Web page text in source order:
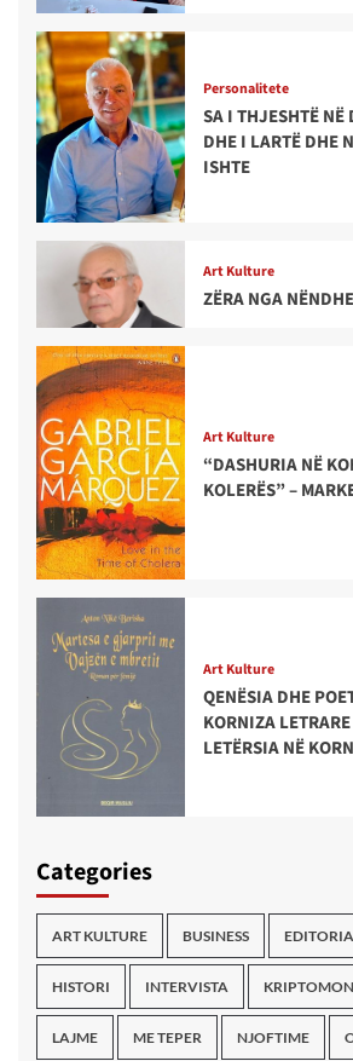
Personalitete
SA I THJESHTË NË
DHE I LARTË DHE
ISHTE
Art Kulture
ZËRA NGA
Art Kulture
“DASHURIA NË
KOLERËS” –
Art Kulture
QENËSIA DHE
KORNIZA
LETËRSIA NË
Categories
ART KULTURE BUSINESS
HISTORI INTERVISTA
LAJME ME TEPER NJOFTIME